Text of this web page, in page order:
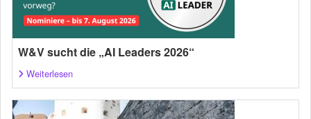
W&V sucht die „AI Leaders 2026“
Weiterlesen